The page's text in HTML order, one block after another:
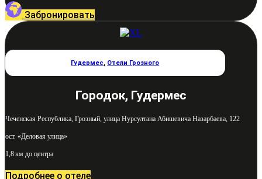
Забронировать
Гудермес, Отели Грозного
Городок, Гудермес
Чеченская Республика, Грозный, улица Нурсултана Абишевича Назарбаева, 122
ост. «Деловая улица»
1,8 км до центра
Подробнее о отеле